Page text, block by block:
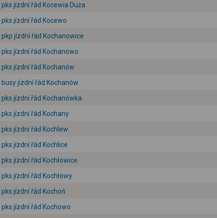
pks jízdní řád Kocewia Duża
pks jízdní řád Kocewo
pkp jízdní řád Kochanowice
pks jízdní řád Kochanowo
pks jízdní řád Kochanów
busy jízdní řád Kochanów
pks jízdní řád Kochanówka
pks jízdní řád Kochany
pks jízdní řád Kochlew
pks jízdní řád Kochlice
pks jízdní řád Kochłowice
pks jízdní řád Kochłowy
pks jízdní řád Kochoń
pks jízdní řád Kochowo